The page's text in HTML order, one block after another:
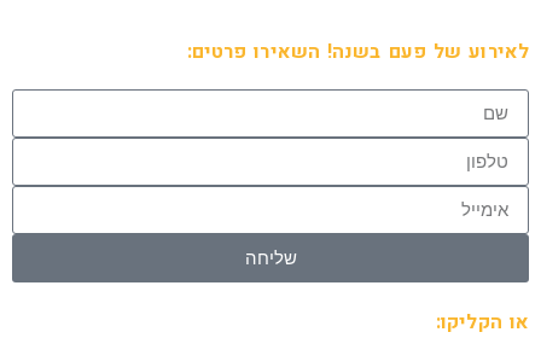
לאירוע של פעם בשנה! השאירו פרטים:
שליחה
או הקליקו: